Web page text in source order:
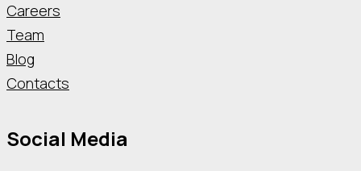
Careers
Team
Blog
Contacts
Social Media